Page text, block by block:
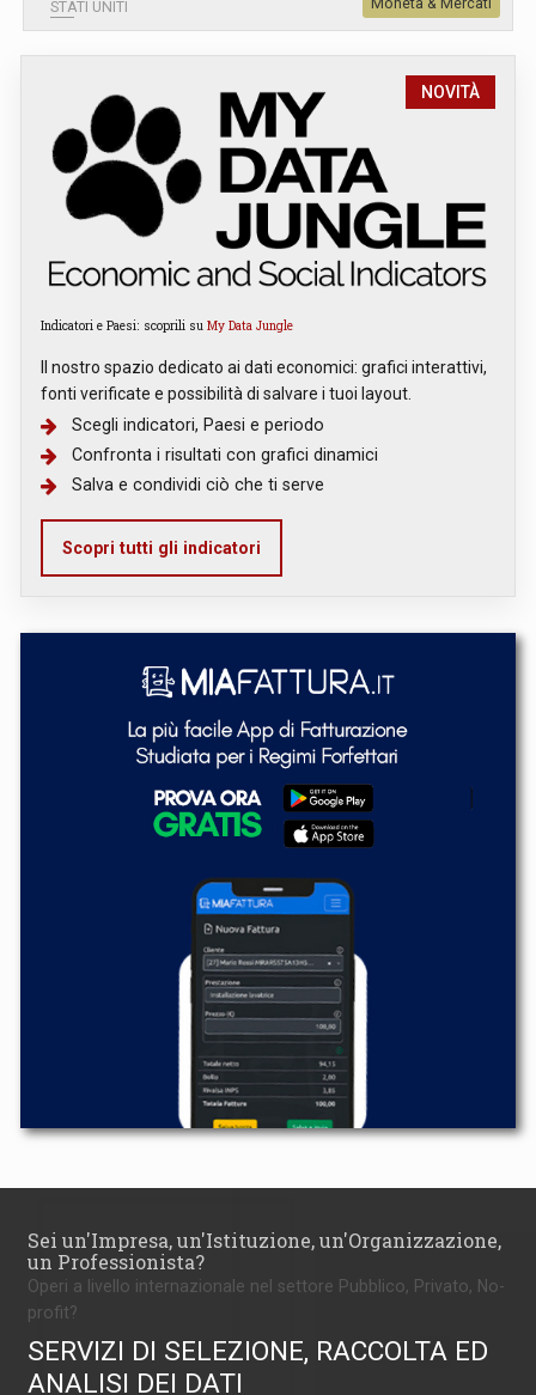
STATI UNITI
NOVITÀ
Indicatori e Paesi: scoprili su My Data Jungle
Il nostro spazio dedicato ai dati economici: grafici interattivi,
fonti verificate e possibilità di salvare i tuoi layout.
Scegli indicatori, Paesi e periodo
Confronta i risultati con grafici dinamici
Salva e condividi ciò che ti serve
Scopri tutti gli indicatori
Sei un'Impresa, un'Istituzione, un'Organizzazione,
un Professionista?
Operi a livello internazionale nel settore Pubblico, Privato, No-
profit?
SERVIZI DI SELEZIONE, RACCOLTA ED
ANALISI DEI DATI